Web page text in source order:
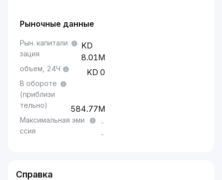
Рыночные данные
Рын. капитали
зация
8.01M
объем, 24Ч 0
В обороте
(приблизи
тельно)
584.77M
Максимальная эми
ссия
-
-
Справка